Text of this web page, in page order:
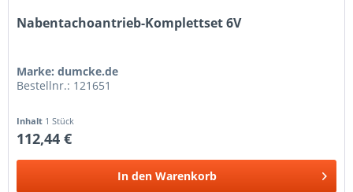
Nabentachoantrieb-Komplettset 6V
Marke: dumcke.de
Bestellnr.: 121651
Inhalt 1 Stück
112,44 €
In den Warenkorb